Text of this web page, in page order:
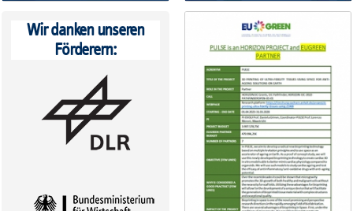
Wir danken unseren
Förderern: